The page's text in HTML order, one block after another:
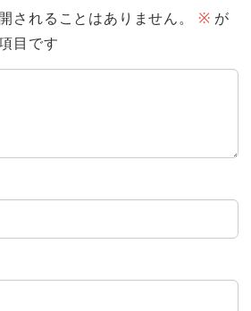
されることはありません。 ※ が
目です